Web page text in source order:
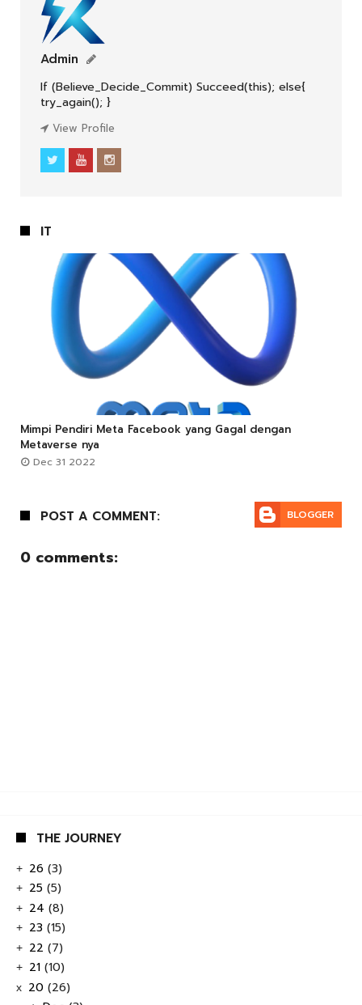
Admin
If (Believe_Decide_Commit) Succeed(this); else{
try_again(); }
View Profile
IT
  
LOUNGE
Mimpi Pendiri Meta Facebook yang Gagal dengan
Metaverse nya
Dec 31 2022

POST A COMMENT: BLOGGER
0 comments:
THE JOURNEY
+ 26 (3)
+ 25 (5)
+ 24 (8)
+ 23 (15)
+ 22 (7)
+ 21 (10)
x 20 (26)